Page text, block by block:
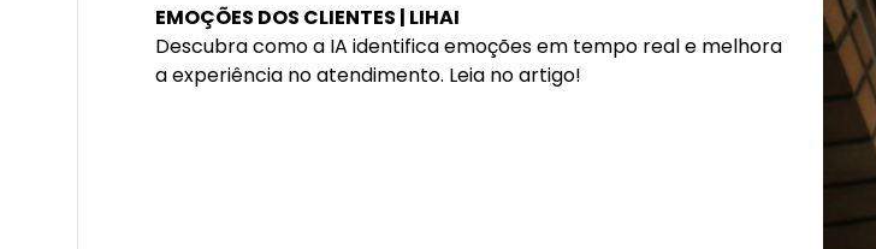
EMOÇÕES DOS CLIENTES | LIHAI
Descubra como a IA identifica emoções em tempo real e melhora
a experiência no atendimento. Leia no artigo!